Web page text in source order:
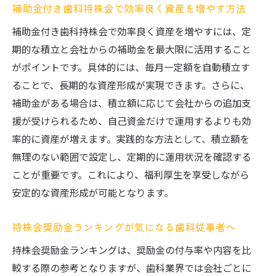
補助金付き歯科持株会で効率良く資産を増やす方法
補助金付き歯科持株会で効率良く資産を増やすには、定
期的な積立と会社からの補助金を最大限に活用すること
がポイントです。具体的には、毎月一定額を自動積立す
ることで、長期的な資産形成が実現できます。さらに、
補助金がある場合は、積立額に応じて会社からの追加支
援が受けられるため、自己資金だけで運用するよりも効
率的に資産が増えます。実践的な方法として、積立額を
無理のない範囲で設定し、定期的に運用状況を確認する
ことが重要です。これにより、福利厚生を享受しながら
安定的な資産形成が可能となります。
持株会奨励金ランキングが気になる歯科従事者へ
持株会奨励金ランキングは、奨励金の付与率や内容を比
較する際の参考となりますが、歯科業界では会社ごとに